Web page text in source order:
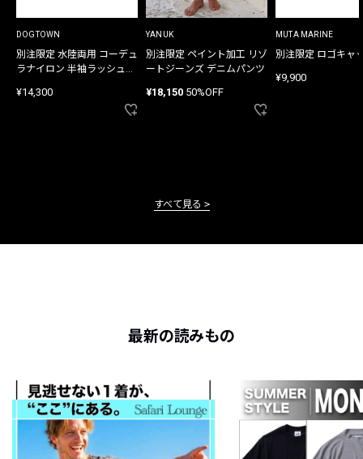
DOGTOWN
別注限定 水陸両用 コーデュ
ラナイロン 半袖ラッシュガ
¥14,300
YANUK
別注限定 ペイント加工 リゾ
ートジーンズ デニムパンツ
¥18,150 50%OFF
MUTA MARINE
別注限定 ロゴキャ
¥9,900
すべて見る
最新の読みもの